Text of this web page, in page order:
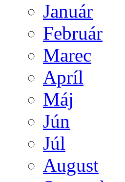
Január
Február
Marec
Apríl
Máj
Jún
Júl
August